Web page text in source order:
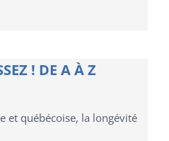
! DE A À Z
et québécoise, la longévité